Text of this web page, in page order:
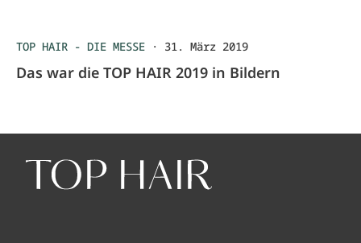
TOP HAIR - DIE MESSE · 31. März 2019
Das war die TOP HAIR 2019 in Bildern